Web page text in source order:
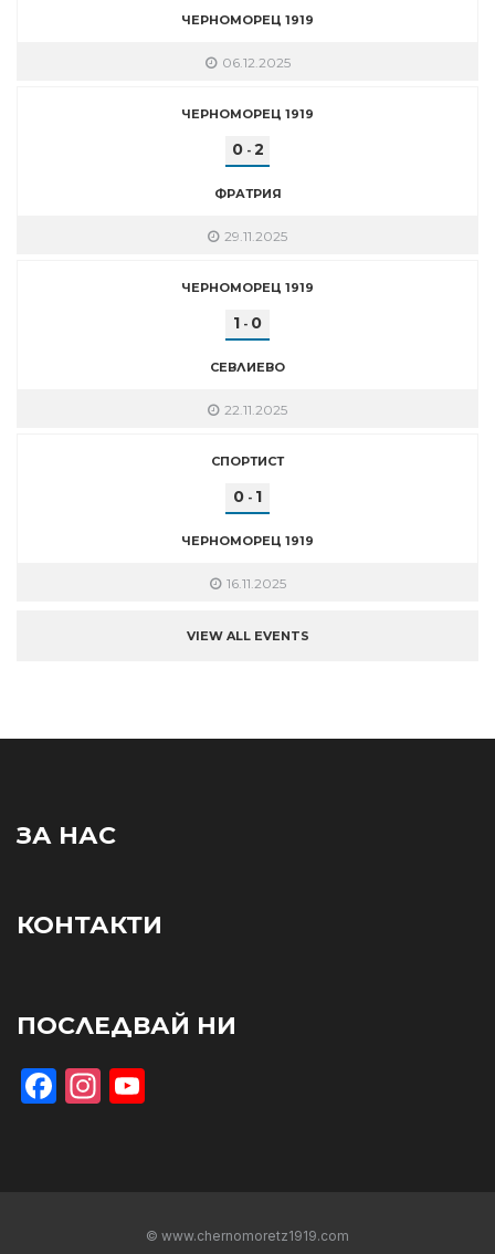
ЧЕРНОМОРЕЦ 1919
06.12.2025
ЧЕРНОМОРЕЦ 1919
0- 2
ФРАТРИЯ
29.11.2025
ЧЕРНОМОРЕЦ 1919
1 - 0
СЕВЛИЕВО
22.11.2025
СПОРТИСТ
0 - 1
ЧЕРНОМОРЕЦ 1919
16.11.2025
VIEW ALL EVENTS
ЗА НАС
КОНТАКТИ
ПОСЛЕДВАЙ НИ
Facebook
Instagram
© www.chernomoretz1919.com